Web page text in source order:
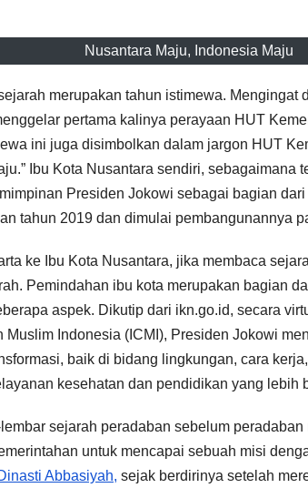
Nusantara Maju, Indonesia Maju
merupakan tahun istimewa. Mengingat
pertama kalinya perayaan HUT
ini juga disimbolkan dalam jargon HUT
Ibu Kota Nusantara sendiri, sebagaimana
Presiden Jokowi sebagai bagian
tahun 2019 dan dimulai pembangunannya
ke Ibu Kota Nusantara, jika membaca
Pemindahan ibu kota merupakan bagian
aspek. Dikutip dari ikn.go.id, secara
Indonesia (ICMI), Presiden Jokowi
baik di bidang lingkungan, cara
kesehatan dan pendidikan yang lebih
sejarah peradaban sebelum
untuk mencapai sebuah misi
Abbasiyah, sejak berdirinya setelah